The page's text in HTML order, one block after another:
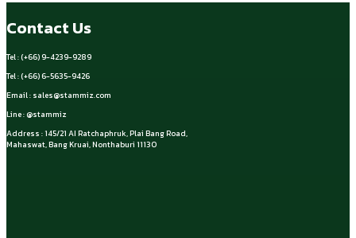
Contact Us
Tel : (+66) 9-4239-9289
Tel : (+66) 6-5635-9426
Email : sales@stammiz.com
Line : @stammiz
Address : 145/21 AI Ratchaphruk, Plai Bang Road,
Mahaswat, Bang Kruai, Nonthaburi 11130